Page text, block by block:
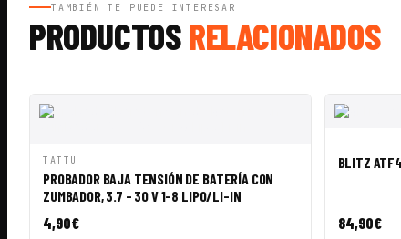
TAMBIÉN TE PUEDE INTERESAR
PRODUCTOSRELACIONADOS
VISTA RÁPIDA
TATTU
PROBADOR BAJA TENSIÓN DE BATERÍA CON
ZUMBADOR, 3.7 - 30 V 1-8 LIPO/LI-IN
4,90€
BLITZ
84,90€